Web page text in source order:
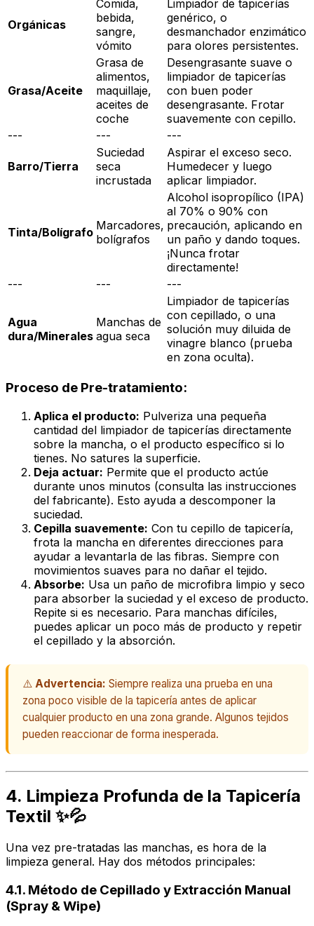
Orgánicas
Comida,
bebida,
sangre,
vómito
Limpiador de tapicerías
genérico, o
desmanchador enzimático
para olores persistentes.
Grasa/Aceite
Grasa de
alimentos,
maquillaje,
aceites de
coche
Desengrasante suave o
limpiador de tapicerías
con buen poder
desengrasante. Frotar
suavemente con cepillo.
---
--- ---
Barro/Tierra
Suciedad
seca
incrustada
Aspirar el exceso seco.
Humedecer y luego
aplicar limpiador.
Tinta/Bolígrafo Marcadores,
bolígrafos
Alcohol isopropílico (IPA)
al 70% o 90% con
precaución, aplicando en
un paño y dando toques.
¡Nunca frotar
directamente!
---
--- ---
Agua
dura/Minerales
Manchas de
agua seca
Limpiador de tapicerías
con cepillado, o una
solución muy diluida de
vinagre blanco (prueba
en zona oculta).
Proceso de Pre-tratamiento:
Aplica el producto: Pulveriza una pequeña
cantidad del limpiador de tapicerías directamente
sobre la mancha, o el producto específico si lo
tienes. No satures la superficie.
Deja actuar: Permite que el producto actúe
durante unos minutos (consulta las instrucciones
del fabricante). Esto ayuda a descomponer la
suciedad.
Cepilla suavemente: Con tu cepillo de tapicería,
frota la mancha en diferentes direcciones para
ayudar a levantarla de las fibras. Siempre con
movimientos suaves para no dañar el tejido.
Absorbe: Usa un paño de microfibra limpio y seco
para absorber la suciedad y el exceso de producto.
Repite si es necesario. Para manchas difíciles,
puedes aplicar un poco más de producto y repetir
el cepillado y la absorción.
⚠️ Advertencia: Siempre realiza una prueba en una
zona poco visible de la tapicería antes de aplicar
cualquier producto en una zona grande. Algunos tejidos
pueden reaccionar de forma inesperada.
4. Limpieza Profunda de la Tapicería
Textil ✨💦
Una vez pre-tratadas las manchas, es hora de la
limpieza general. Hay dos métodos principales:
4.1. Método de Cepillado y Extracción Manual
(Spray & Wipe)